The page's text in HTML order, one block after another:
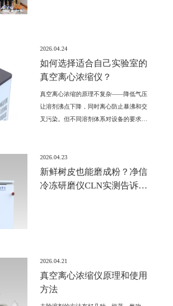
2026.04.24
如何选择适合自己实验室的
真空离心浓缩仪？
真空离心浓缩的原理不复杂——降低气压
让溶剂沸点下降，同时离心防止暴沸和交
叉污染。但不同溶剂体系对设备的要求差
2026.04.23
新鲜树皮也能磨成粉？净信
冷冻研磨仪CLN实测告诉你
2026.04.21
真空离心浓缩仪原理和使用
方法